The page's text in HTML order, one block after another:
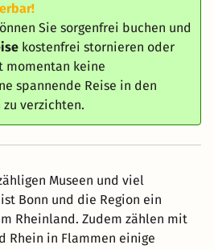
Sie sorgenfrei buchen und
kostenfrei stornieren oder
momentan keine
spannende Reise in den
verzichten.
Museen und viel
Bonn und die Region ein
Rheinland. Zudem zählen mit
Rhein in Flammen einige